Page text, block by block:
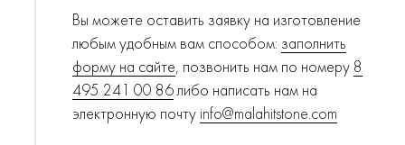
Вы можете оставить заявку на изготовление
любым удобным вам способом: заполнить
форму на сайте, позвонить нам по номеру 8
495 241 00 86либо написать нам на
электронную почту info@malahitstone.com